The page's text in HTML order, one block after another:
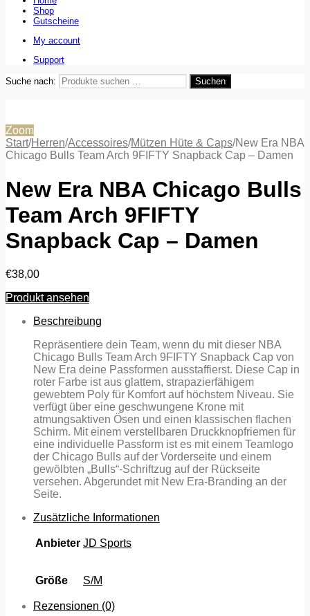
Shop
Gutscheine
My account
Support
Suche nach: Suchen
Zoom
Start/Herren/Accessoires/Mützen Hüte & Caps/New Era NBA
Chicago Bulls Team Arch 9FIFTY Snapback Cap – Damen
New Era NBA Chicago Bulls
Team Arch 9FIFTY
Snapback Cap – Damen
€38,00
Produkt ansehen
Beschreibung
Repräsentiere dein Team, wenn du mit dieser NBA
Chicago Bulls Team Arch 9FIFTY Snapback Cap von
New Era deine Passformen ausstaffierst. Diese Cap in
roter Farbe ist aus glattem, strapazierfähigem
gewebtem Poly für Komfort auf höchstem Niveau. Sie
verfügt über eine geschwungene Krone mit
atmungsaktiven Ösen und einen klassischen flachen
Schirm. Mit einem verstellbaren Druckknopfriemen für
eine individuelle Passform ist es mit einem Teamlogo
der Chicago Bulls auf der Vorderseite und einem
gewölbten „Bulls“-Schriftzug auf der Rückseite
versehen. Abgerundet mit New Era-Branding an der
Seite.
Zusätzliche Informationen
Anbieter JD Sports
Größe S/M
Rezensionen (0)